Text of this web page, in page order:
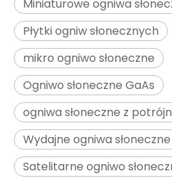
Miniaturowe ogniwa
Płytki ogniw słonecznych
mikro ogniwo słoneczne
Ogniwo słoneczne GaAs
ogniwa słoneczne z
Wydajne ogniwa słoneczne
Satelitarne ogniwo